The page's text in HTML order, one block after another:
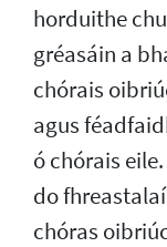
horduithe
gréasáin a
chórais
agus
ó chórais
do
chóras